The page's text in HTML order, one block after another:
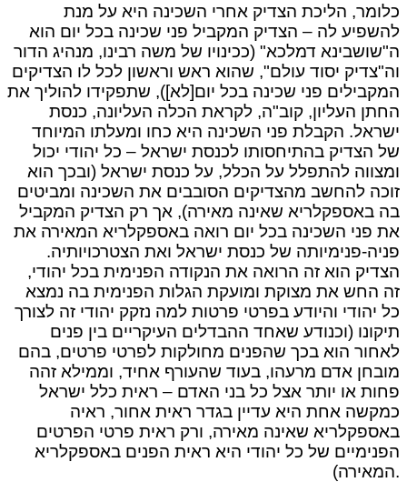
כלומר, הליכת הצדיק אחרי השכינה היא על מנת
להשפיע לה – הצדיק המקביל פני שכינה בכל יום הוא
ה"שושבינא דמלכא" (ככינויו של משה רבינו, מנהיג הדור
וה"צדיק יסוד עולם", שהוא ראש וראשון לכל לו הצדיקים
המקבילים פני שכינה בכל יום[לא]), שתפקידו להוליך את
החתן העליון, קוב"ה, לקראת הכלה העליונה, כנסת
ישראל. הקבלת פני השכינה היא כחו ומעלתו המיוחד
של הצדיק בהתיחסותו לכנסת ישראל – כל יהודי יכול
ומצווה להתפלל על הכלל, על כנסת ישראל (ובכך הוא
זוכה להחשב מהצדיקים הסובבים את השכינה ומביטים
בה באספקלריא שאינה מאירה), אך רק הצדיק המקביל
את פני השכינה בכל יום רואה באספקלריא המאירה את
פניה-פנימיותה של כנסת ישראל ואת הצטרכויותיה.
הצדיק הוא זה הרואה את הנקודה הפנימית בכל יהודי,
זה החש את מצוקת ומועקת הגלות הפנימית בה נמצא
כל יהודי והיודע בפרטי פרטות למה נזקק יהודי זה לצורך
תיקונו (וכנודע שאחד ההבדלים העיקריים בין פנים
לאחור הוא בכך שהפנים מחולקות לפרטי פרטים, בהם
מובחן אדם מרעהו, בעוד שהעורף אחיד, וממילא זהה
פחות או יותר אצל כל בני האדם – ראית כלל ישראל
כמקשה אחת היא עדיין בגדר ראית אחור, ראיה
באספקלריא שאינה מאירה, ורק ראית פרטי הפרטים
הפנימיים של כל יהודי היא ראית הפנים באספקלריא
המאירה).